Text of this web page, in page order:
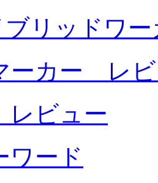
リッドワー
ーカー レ
ビュー
ワード